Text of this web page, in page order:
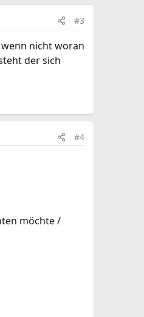
#3
nicht woran
der sich
#4
möchte /